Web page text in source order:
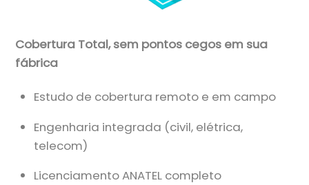
Cobertura Total, sem pontos cegos em sua
fábrica
Estudo de cobertura remoto e em campo
Engenharia integrada (civil, elétrica,
telecom)
Licenciamento ANATEL completo